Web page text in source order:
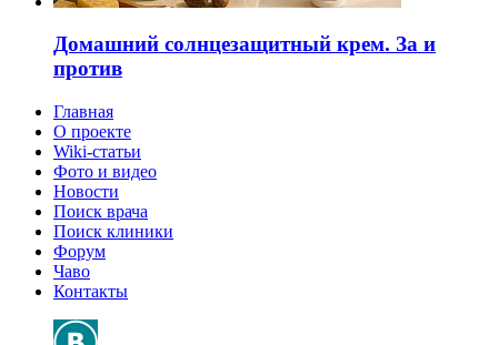
Домашний солнцезащитный крем. За и
против
Главная
О проекте
Wiki-статьи
Фото и видео
Новости
Поиск врача
Поиск клиники
Форум
Чаво
Контакты